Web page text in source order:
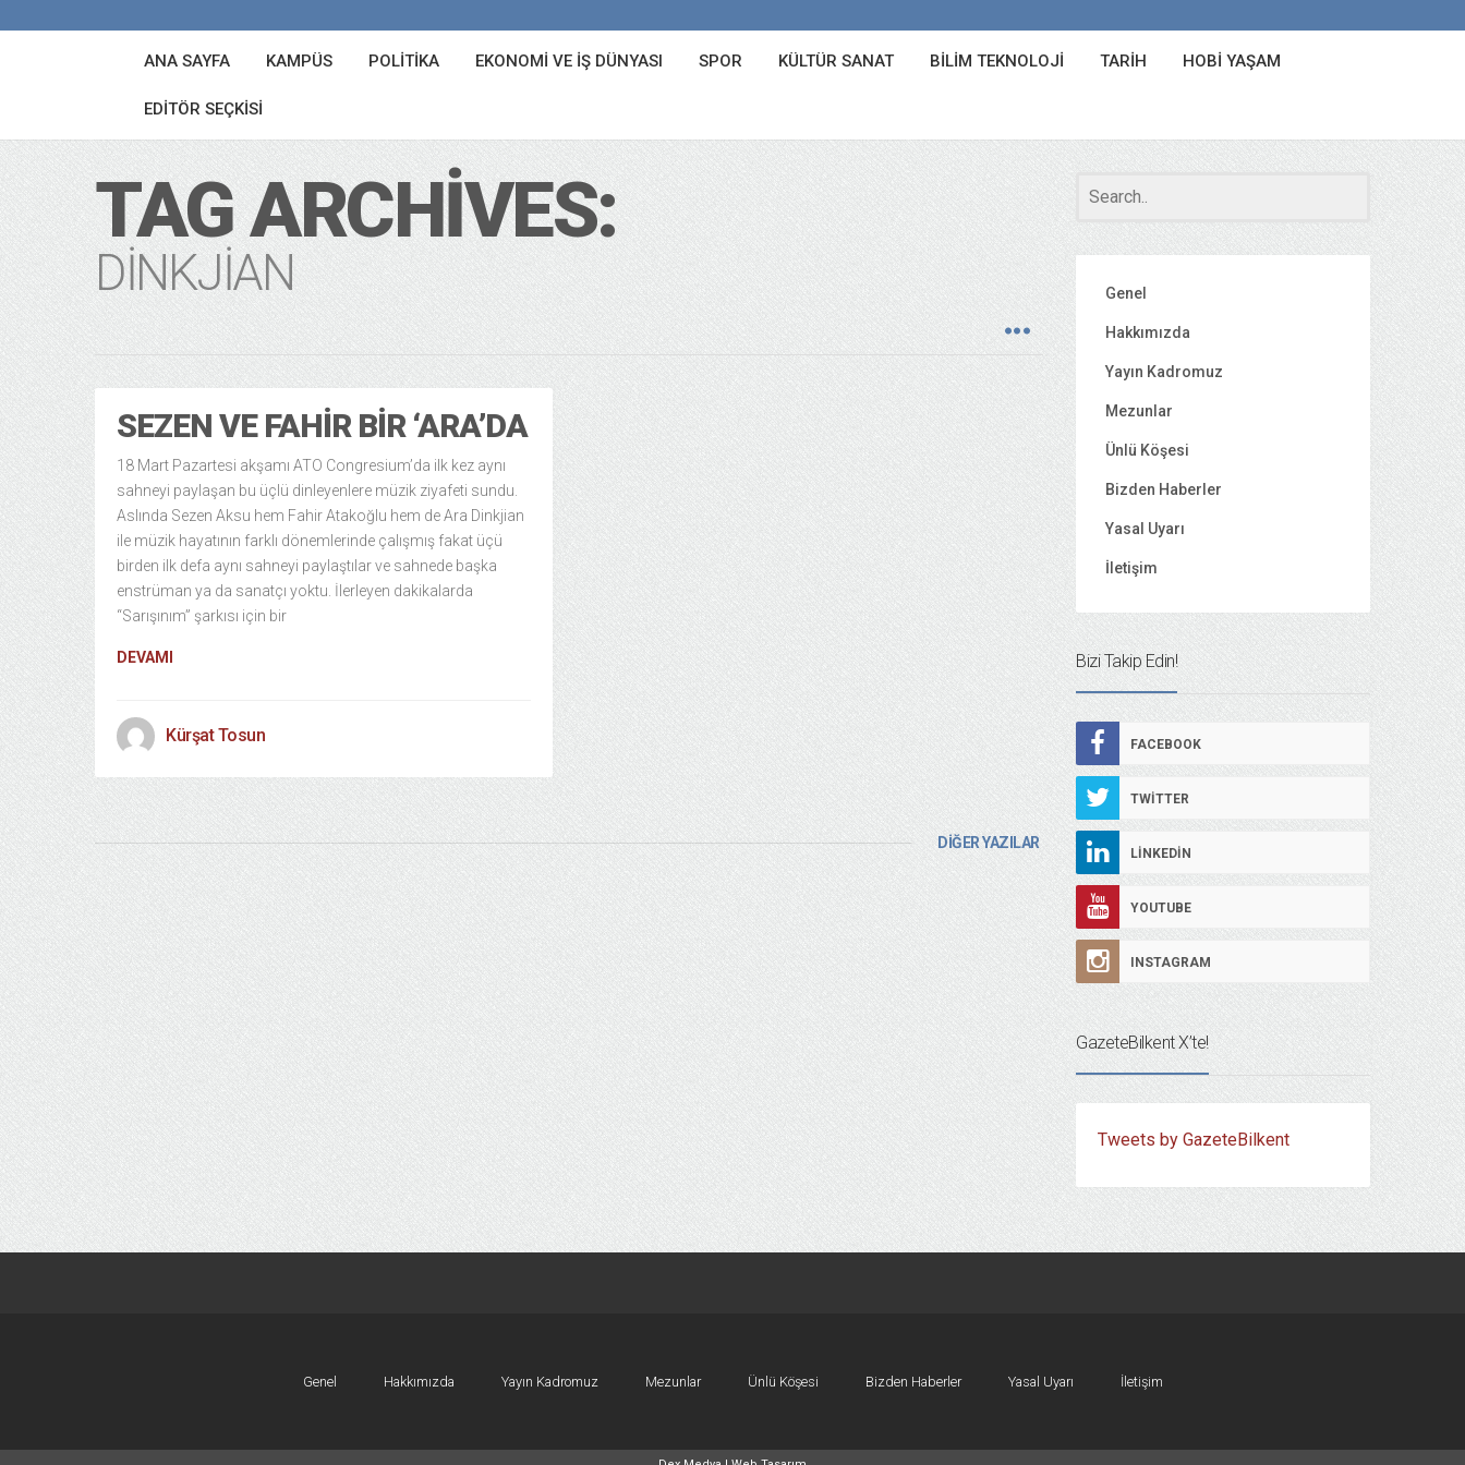
ANA SAYFA KAMPÜS POLITIKA EKONOMI VE İŞ DÜNYASI SPOR KÜLTÜR SANAT BILIM TEKNOLOJI TARIH HOBI YAŞAM
EDITÖR SEÇKISI
TAG ARCHIVES:
DINKJIAN
SEZEN VE FAHIR BIR ‘ARA’DA
18 Mart Pazartesi akşamı ATO Congresium’da ilk kez aynı
sahneyi paylaşan bu üçlü dinleyenlere müzik ziyafeti sundu.
Aslında Sezen Aksu hem Fahir Atakoğlu hem de Ara Dinkjian
ile müzik hayatının farklı dönemlerinde çalışmış fakat üçü
birden ilk defa aynı sahneyi paylaştılar ve sahnede başka
enstrüman ya da sanatçı yoktu. İlerleyen dakikalarda
“Sarışınım” şarkısı için bir
DEVAMI
Kürşat Tosun
DİĞER YAZILAR
Genel
Hakkımızda
Yayın Kadromuz
Mezunlar
Ünlü Köşesi
Bizden Haberler
Yasal Uyarı
İletişim
Bizi Takip Edin!
FACEBOOK
TWITTER
LINKEDIN
YOUTUBE
INSTAGRAM
GazeteBilkent X’te!
Tweets by GazeteBilkent
Genel Hakkımızda Yayın Kadromuz Mezunlar Ünlü Köşesi Bizden Haberler Yasal Uyarı İletişim